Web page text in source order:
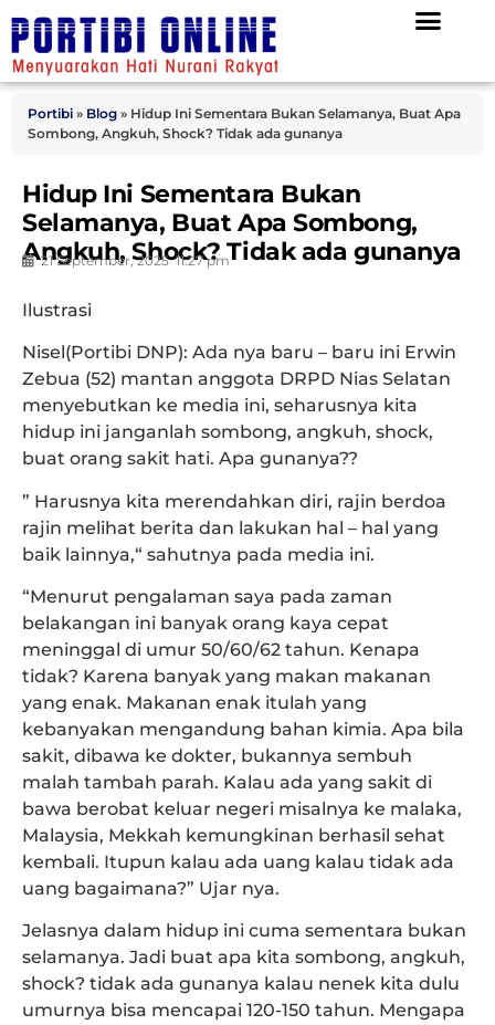
Portibi » Blog » Hidup Ini Sementara Bukan Selamanya, Buat Apa
Sombong, Angkuh, Shock? Tidak ada gunanya
Hidup Ini Sementara Bukan
Selamanya, Buat Apa Sombong,
Angkuh, Shock? Tidak ada gunanya
21 September, 2025 11:27 pm
Ilustrasi
Nisel(Portibi DNP): Ada nya baru – baru ini Erwin
Zebua (52) mantan anggota DRPD Nias Selatan
menyebutkan ke media ini, seharusnya kita
hidup ini janganlah sombong, angkuh, shock,
buat orang sakit hati. Apa gunanya??
” Harusnya kita merendahkan diri, rajin berdoa
rajin melihat berita dan lakukan hal – hal yang
baik lainnya,“ sahutnya pada media ini.
“Menurut pengalaman saya pada zaman
belakangan ini banyak orang kaya cepat
meninggal di umur 50/60/62 tahun. Kenapa
tidak? Karena banyak yang makan makanan
yang enak. Makanan enak itulah yang
kebanyakan mengandung bahan kimia. Apa bila
sakit, dibawa ke dokter, bukannya sembuh
malah tambah parah. Kalau ada yang sakit di
bawa berobat keluar negeri misalnya ke malaka,
Malaysia, Mekkah kemungkinan berhasil sehat
kembali. Itupun kalau ada uang kalau tidak ada
uang bagaimana?” Ujar nya.
Jelasnya dalam hidup ini cuma sementara bukan
selamanya. Jadi buat apa kita sombong, angkuh,
shock? tidak ada gunanya kalau nenek kita dulu
umurnya bisa mencapai 120-150 tahun. Mengapa